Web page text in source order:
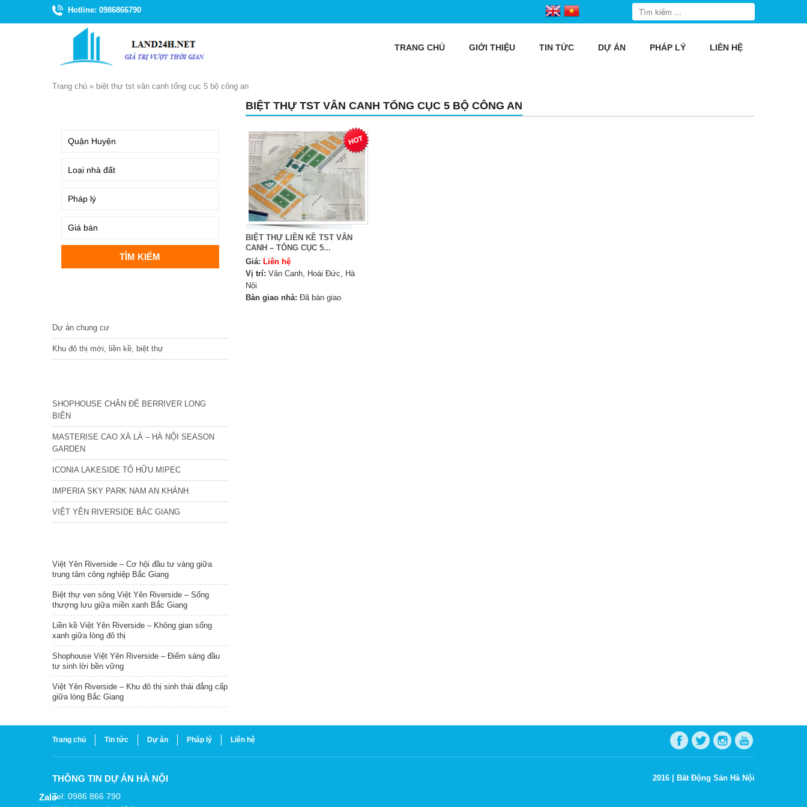
Hotline: 0986866790
TRANG CHỦ GIỚI THIỆU TIN TỨC DỰ ÁN PHÁP LÝ LIÊN HỆ
Trang chủ » biệt thự tst vân canh tổng cục 5 bộ công an
BIỆT THỰ TST VÂN CANH TỔNG CỤC 5 BỘ CÔNG AN
BIỆT THỰ LIỀN KỀ TST VÂN
CANH – TỔNG CỤC 5...
Giá: Liên hệ
Vị trí: Vân Canh, Hoài Đức, Hà
Nội
Bàn giao nhà: Đã bàn giao
Dự án chung cư
Khu đô thị mới, liền kề, biệt thự
SHOPHOUSE CHÂN ĐẾ BERRIVER LONG
BIÊN
MASTERISE CAO XÀ LÁ – HÀ NỘI SEASON
GARDEN
ICONIA LAKESIDE TỐ HỮU MIPEC
IMPERIA SKY PARK NAM AN KHÁNH
VIỆT YÊN RIVERSIDE BẮC GIANG
Việt Yên Riverside – Cơ hội đầu tư vàng giữa
trung tâm công nghiệp Bắc Giang
Biệt thự ven sông Việt Yên Riverside – Sống
thượng lưu giữa miền xanh Bắc Giang
Liền kề Việt Yên Riverside – Không gian sống
xanh giữa lòng đô thị
Shophouse Việt Yên Riverside – Điểm sáng đầu
tư sinh lời bền vững
Việt Yên Riverside – Khu đô thị sinh thái đẳng cấp
giữa lòng Bắc Giang
Trang chủ Tin tức Dự án Pháp lý Liên hệ
THÔNG TIN DỰ ÁN HÀ NỘI
Tel: 0986 866 790
2016 | Bất Động Sản Hà Nội
Zalo